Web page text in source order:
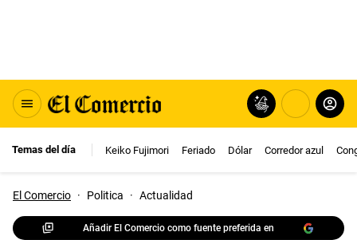
Temas del día Keiko Fujimori Feriado Dólar Corredor azul
El Comercio · Politica · Actualidad
Añadir El Comercio como fuente preferida en